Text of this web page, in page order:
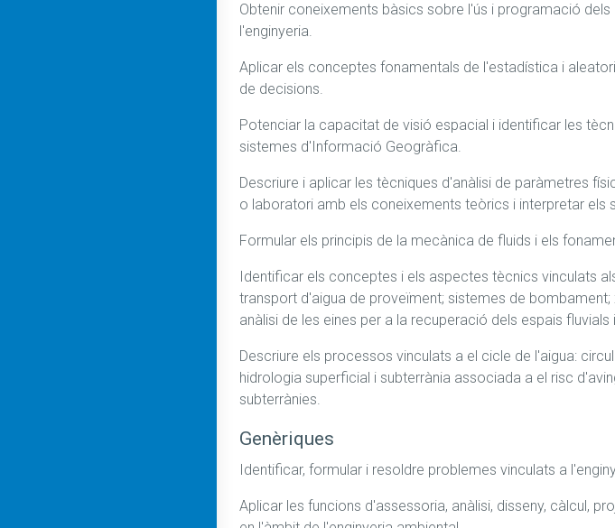
Obtenir coneixements bàsics sobre l'ús i programació
l'enginyeria.
Aplicar els conceptes fonamentals de l'estadística i
de decisions.
Potenciar la capacitat de visió espacial i identificar les
sistemes d'Informació Geogràfica.
Descriure i aplicar les tècniques d'anàlisi de paràmetres
o laboratori amb els coneixements teòrics i interpretar els
Formular els principis de la mecànica de fluids i els
Identificar els conceptes i els aspectes tècnics vinculats
transport d'aigua de proveïment; sistemes de
anàlisi de les eines per a la recuperació dels espais
Descriure els processos vinculats a el cicle de l'aigua:
hidrologia superficial i subterrània associada a el risc
subterrànies.
Genèriques
Identificar, formular i resoldre problemes vinculats a
Aplicar les funcions d'assessoria, anàlisi, disseny, càlcul,